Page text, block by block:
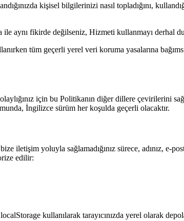
kişisel bilgilerinizi nasıl topladığını,
aynı fikirde değilseniz, Hizmeti kullanmayı derhal
tüm geçerli yerel veri koruma yasalarına
için bu Politikanın diğer dillere çevirilerini
İngilizce sürüm her koşulda geçerli olacaktır.
iletişim yoluyla sağlamadığınız sürece, adınız, e-
edilir:
kullanılarak tarayıcınızda yerel olarak